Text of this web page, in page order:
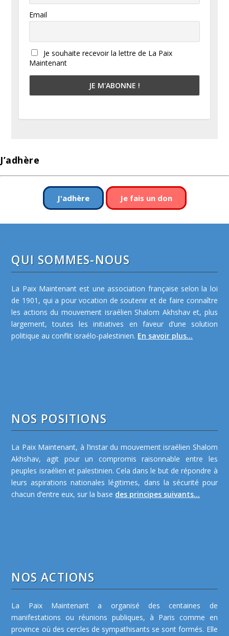
Email
Je souhaite recevoir la lettre de La Paix
Maintenant
J’adhère
J'adhère Je fais un don
QUI SOMMES-NOUS
La Paix Maintenant est une association française selon la loi
de 1901, qui a pour vocation de soutenir et de faire connaître
les actions du mouvement israélien Shalom Akhshav et, plus
largement, toutes les initiatives en faveur d’une solution
politique au conflit israélo-palestinien. En savoir plus...
NOS POSITIONS
La Paix Maintenant, à l’instar du mouvement israélien Shalom
Akhshav, agit pour un compromis raisonnable entre les
peuples israélien et palestinien. Cela dans le but de répondre à
leurs aspirations nationales légitimes, dans la sécurité pour
chacun d’entre eux, sur la base des principes suivants...
NOS ACTIONS
La Paix Maintenant a organisé des centaines de
manifestations ou réunions publiques, à Paris comme en
province où des cercles de sympathisants se sont formés. Elle